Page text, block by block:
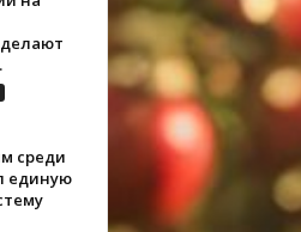
среди
единую